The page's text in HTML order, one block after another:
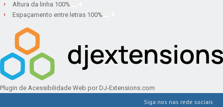
Altura da linha 100%
Espaçamento entre letras 100%
Plugin de Acessibilidade Web por DJ-Extensions.com
Siga nos nas rede sociais